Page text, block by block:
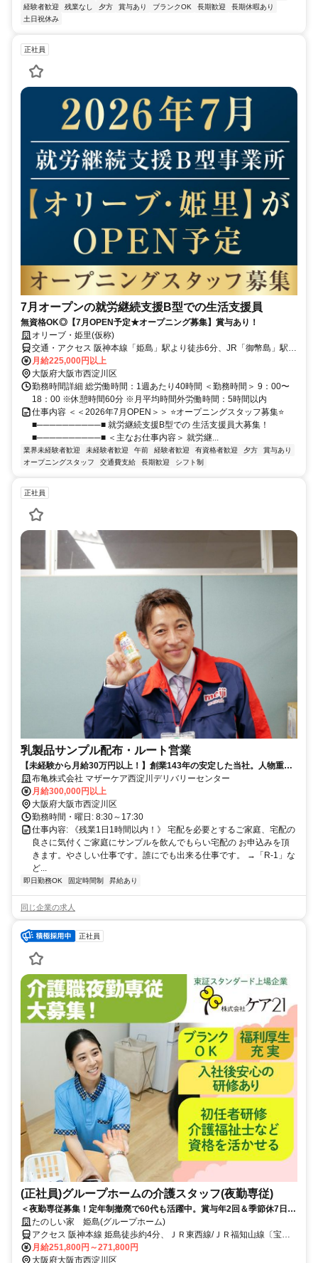
経験者歓迎
残業なし 夕方 賞与あり ブランクOK 長期歓迎
長期休暇あり
土日祝休み
正社員
7月オープンの就労継続支援B型での生活支援員
無資格OK◎【7月OPEN予定★オープニング募集】賞与あり！
オリーブ・姫里(仮称)
交通・アクセス 阪神本線「姫島」駅より徒歩6分、JR「御幣島」駅よ
り徒歩15分、JR「塚本」駅より徒歩16分
月給225,000円以上
大阪府大阪市西淀川区
勤務時間詳細 総労働時間：1週あたり40時間 ＜勤務時間＞ 9：00〜
18：00 ※休憩時間60分 ※月平均時間外労働時間：5時間以内
仕事内容 ＜＜2026年7月OPEN＞＞ ⭐オープニングスタッフ募集⭐
■──────────■ 就労継続支援B型での 生活支援員大募集！
■──────────■ ＜主なお仕事内容＞ 就労継...
業界未経験者歓迎 未経験者歓迎 午前 経験者歓迎 有資格者歓迎 夕方
賞与あり
オープニングスタッフ
交通費支給 長期歓迎 シフト制
正社員
乳製品サンプル配布・ルート営業
【未経験から月給30万円以上！】創業143年の安定した当社。人物重
視・年齢学歴不問です！
布亀株式会社 マザーケア西淀川デリバリーセンター
月給300,000円以上
大阪府大阪市西淀川区
勤務時間・曜日: 8:30～17:30
仕事内容: 《残業1日1時間以内！》 宅配を必要とするご家庭、宅配の
良さに気付くご家庭にサンプルを飲んでもらい宅配の お申込みを頂
きます。やさしい仕事です。誰にでも出来る仕事です。 →「R-1」な
ど...
即日勤務OK 固定時間制 昇給あり
同じ企業の求人
正社員
(正社員)グループホームの介護スタッフ(夜勤専従)
＜夜勤専従募集！定年制撤廃で60代も活躍中。賞与年2回＆季節休7日◎
少ない日数でしっかり稼げる！＞賞与年2回＆昇給あり！定年制撤廃で
長く安定して働けます。少人数制で寄り添うケアができる温かいグルー
プホームです◎
たのしい家 姫島(グループホーム)
アクセス 阪神本線 姫島徒歩約4分、ＪＲ東西線/ＪＲ福知山線〔宝塚
線〕 御幣島8a口徒歩約8分、ＪＲ東海道本線 塚本西口徒歩約19分 阪
神本線「姫島」駅から徒歩約4分
月給251,800円～271,800円
大阪府大阪市西淀川区